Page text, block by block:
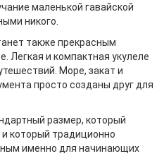
маленькой гавайской
никого.
также прекрасным
Легкая и компактная укулеле
Море, закат и
просто созданы друг для
размер, который
который традиционно
именно для начинающих